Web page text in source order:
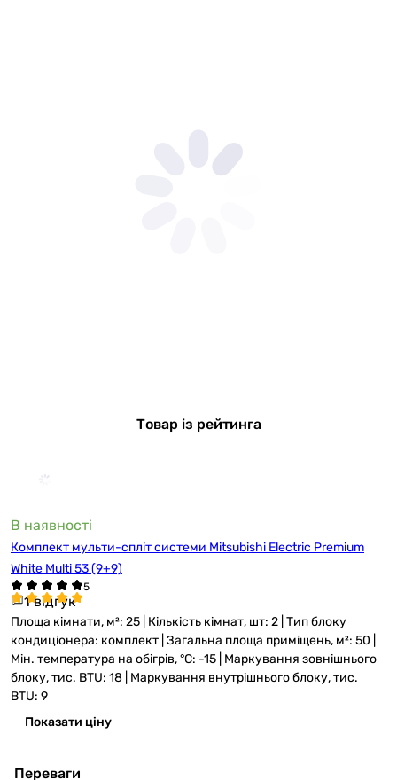
Товар із рейтинга
В наявності
Комплект мульти-спліт системи Mitsubishi Electric Premium
White Multi 53 (9+9)
1 відгук
Площа кімнати, м²: 25 | Кількість кімнат, шт: 2 | Тип блоку
кондиціонера: комплект | Загальна площа приміщень, м²: 50 |
Мін. температура на обігрів, °C: -15 | Маркування зовнішнього
блоку, тис. BTU: 18 | Маркування внутрішнього блоку, тис.
BTU: 9
Показати ціну
Переваги